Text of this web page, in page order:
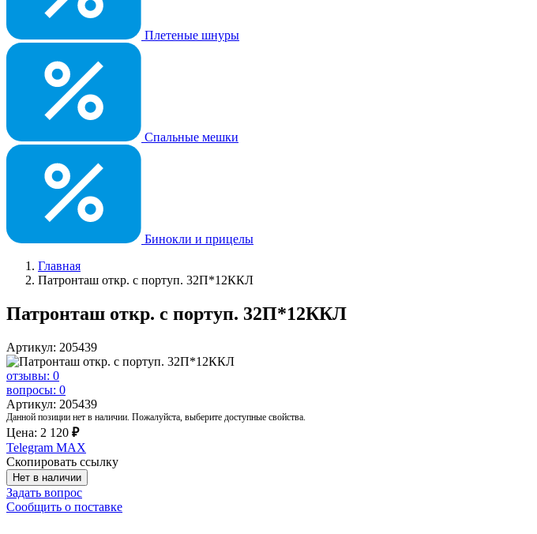
Плетеные шнуры
Спальные мешки
Бинокли и прицелы
Главная
Патронташ откр. с портуп. 32П*12ККЛ
Патронташ откр. с портуп. 32П*12ККЛ
Артикул: 205439
отзывы: 0
вопросы: 0
Артикул: 205439
Данной позиции нет в наличии. Пожалуйста, выберите доступные свойства.
Цена: 2 120 ₽
Telegram MAX
Скопировать ссылку
Нет в наличии
Задать вопрос
Сообщить о поставке